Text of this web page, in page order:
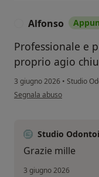
Alfonso
Professionale e
proprio agio
3 giugno 2026 • Studio
secondo l'opinione
Segnala abuso
Studio
Grazie mille
3 giugno 2026